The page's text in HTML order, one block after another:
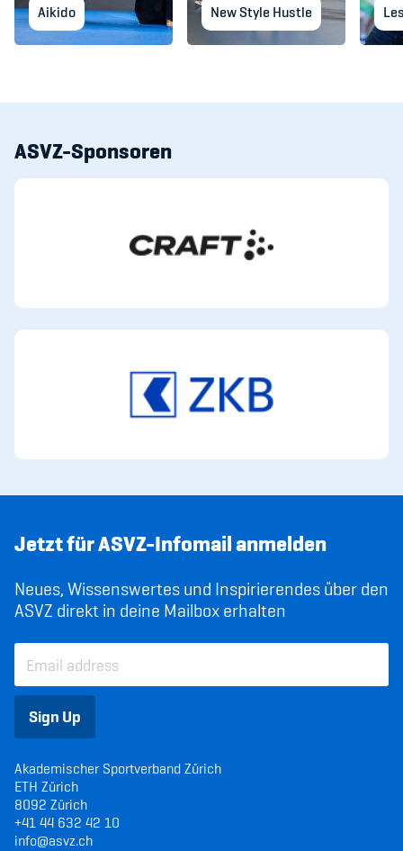
Aikido New Style Hustle
ASVZ-Sponsoren
Jetzt für ASVZ-Infomail anmelden
Neues, Wissenswertes und Inspirierendes über den
ASVZ direkt in deine Mailbox erhalten
Sign Up
Akademischer Sportverband Zürich
ETH Zürich
8092 Zürich
+41 44 632 42 10
info@asvz.ch